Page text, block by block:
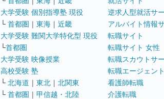
大学受験 個別指導塾 現役
└ 首都圏 ｜ 東海 ｜ 近畿
大学受験 難関大学特化型 現役
└首都圏
大学受験 映像授業
高校受験 塾
└ 北海道 ｜ 東北 ｜ 北関東
└ 首都圏 ｜ 甲信越・北陸
逆求人型就活サ
アルバイト情報
転職サイト
転職サイト 女性
転職スカウトサ
転職エージェン
看護師転職
介護転職